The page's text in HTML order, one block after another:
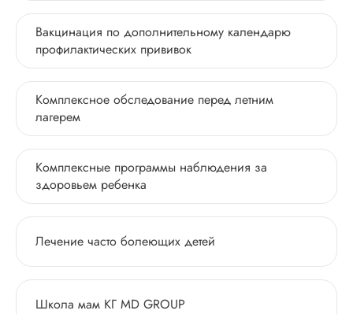
Вакцинация по дополнительному календарю
профилактических прививок
Комплексное обследование перед летним
лагерем
Комплексные программы наблюдения за
здоровьем ребенка
Лечение часто болеющих детей
Школа мам КГ MD GROUP